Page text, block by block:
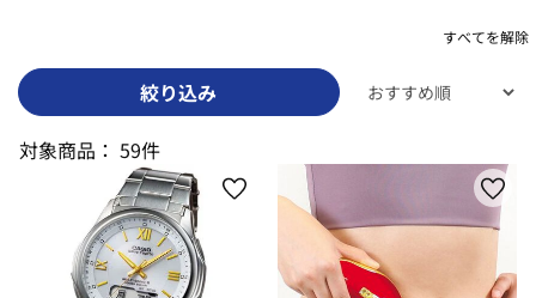
すべてを解除
絞り込み
対象商品： 59件